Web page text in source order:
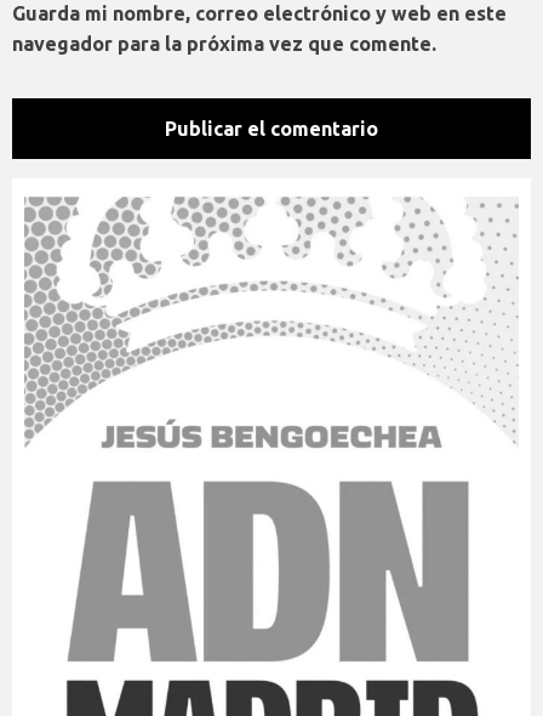
Guarda mi nombre, correo electrónico y web en este
navegador para la próxima vez que comente.